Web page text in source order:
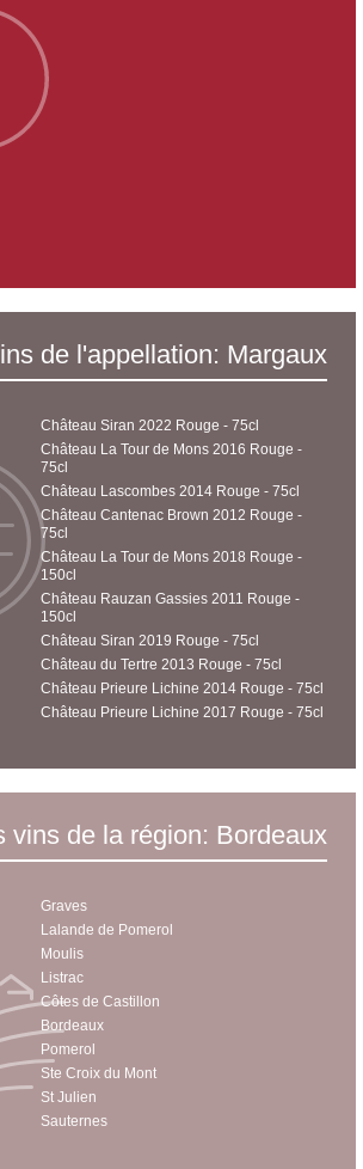
de l'appellation: Margaux
Château Siran 2022 Rouge - 75cl
Château La Tour de Mons 2016 Rouge -
75cl
Château Lascombes 2014 Rouge - 75cl
Château Cantenac Brown 2012 Rouge -
75cl
Château La Tour de Mons 2018 Rouge -
150cl
Château Rauzan Gassies 2011 Rouge -
150cl
Château Siran 2019 Rouge - 75cl
Château du Tertre 2013 Rouge - 75cl
Château Prieure Lichine 2014 Rouge - 75cl
Château Prieure Lichine 2017 Rouge - 75cl
vins de la région: Bordeaux
Graves
Lalande de Pomerol
Moulis
Listrac
Côtes de Castillon
Bordeaux
Pomerol
Ste Croix du Mont
St Julien
Sauternes